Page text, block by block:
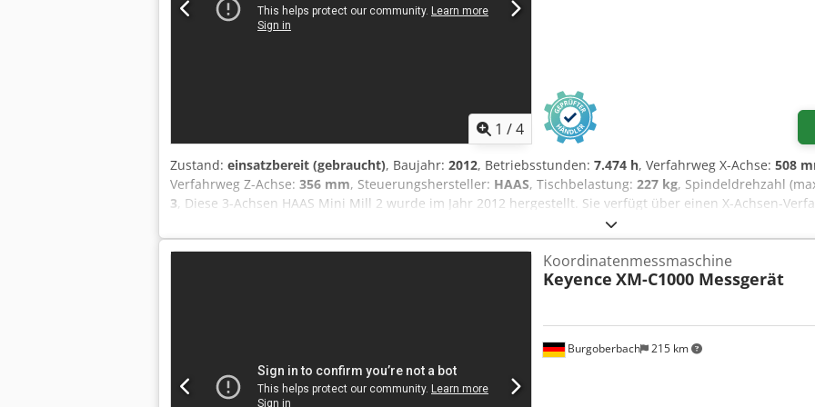
1 /4
Zustand: einsatzbereit (gebraucht), Baujahr: 2012, Betriebsstunden: 7.474 h, Verfahrweg X-Achse: 508
Verfahrweg Z-Achse: 356 mm, Steuerungshersteller: HAAS, Tischbelastung: 227 kg, Spindeldrehzahl
3, Diese 3-Achsen HAAS Mini Mill 2 wurde im Jahr 2012 hergestellt. Sie verfügt über einen X-Achsen-
Verfahrweg von 406 mm und einen Z-Achsen-Verfahrweg von 356 mm. Die Maschine hat eine
maximale Tischbelastung von 227 kg. Wenn Sie auf der Suche nach hochwertigen
Bearbeitungszentrum HAAS Mini Mill 2 in Betracht ziehen, das wir zum Verkauf anbieten. Kontaktieren
Größe: 1.016 × 356 mm • T-Schlitze: 3 × 16 mm • T-Nut-Abstand: ca. 110 mm •
Burgoberbach 215 km
Koordinatenmessmaschine
Keyence XM-C1000 Messgerät